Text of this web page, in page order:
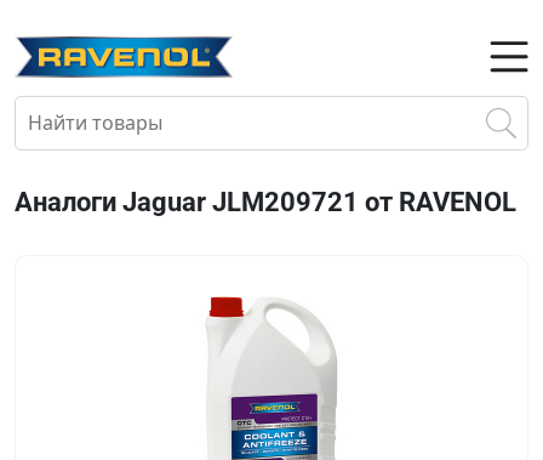
Аналоги Jaguar JLM209721 от RAVENOL